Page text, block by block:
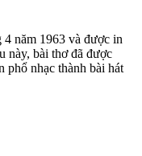
4 năm 1963 và được in
này, bài thơ đã được
nhạc thành bài hát